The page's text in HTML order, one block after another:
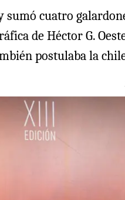
cuatro
de Héctor G.
postulaba la